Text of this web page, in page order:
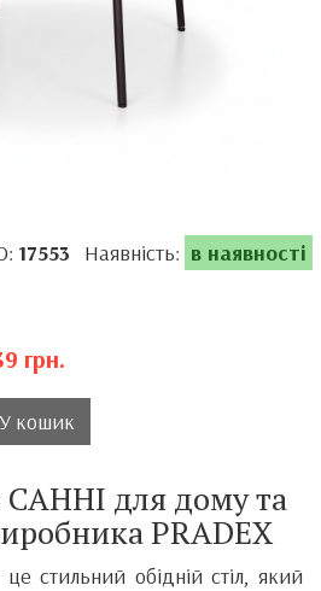
17553 Наявність: в наявності
грн.
У кошик
САННІ для дому та
PRADEX
стильний обідній стіл, який